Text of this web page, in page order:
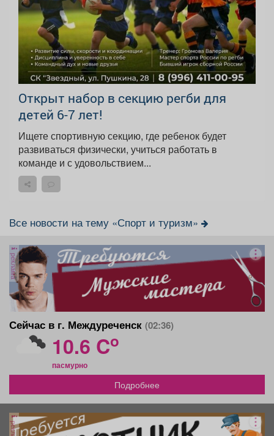
Открыт набор в секцию регби для
детей 6-7 лет!
Ищете спортивную секцию, где ребенок будет
развиваться физически, учиться работать в
команде и с удовольствием...
Все новости на тему «Спорт и туризм»
реклама
Сейчас в г. Междуреченск (02:36)
10.6 Co
пасмурно
Подробнее